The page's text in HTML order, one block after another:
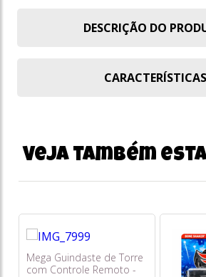
DESCRIÇÃO DO
CARACTERÍSTICAS
Veja também
Mega Guindaste de Torre
com Controle Remoto -